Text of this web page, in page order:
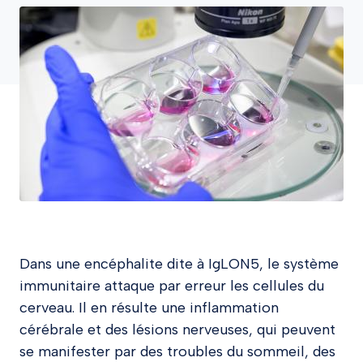
Dans une encéphalite dite à IgLON5, le système
immunitaire attaque par erreur les cellules du
cerveau. Il en résulte une inflammation
cérébrale et des lésions nerveuses, qui peuvent
se manifester par des troubles du sommeil, des